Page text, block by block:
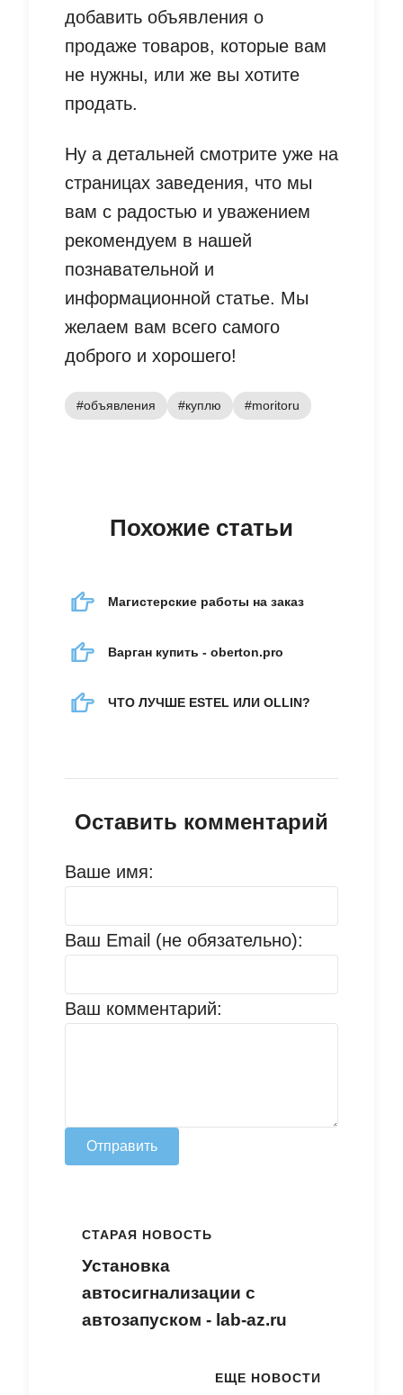
добавить объявления о
продаже товаров, которые вам
не нужны, или же вы хотите
продать.
Ну а детальней смотрите уже на
страницах заведения, что мы
вам с радостью и уважением
рекомендуем в нашей
познавательной и
информационной статье. Мы
желаем вам всего самого
доброго и хорошего!
#объявления #куплю #moritoru
Похожие статьи
Магистерские работы на заказ
Варган купить - oberton.pro
ЧТО ЛУЧШЕ ESTEL ИЛИ OLLIN?
Оставить комментарий
Ваше имя:
Ваш Email (не обязательно):
Ваш комментарий:
Отправить
СТАРАЯ НОВОСТЬ
Установка
автосигнализации с
автозапуском - lab-az.ru
ЕЩЕ НОВОСТИ